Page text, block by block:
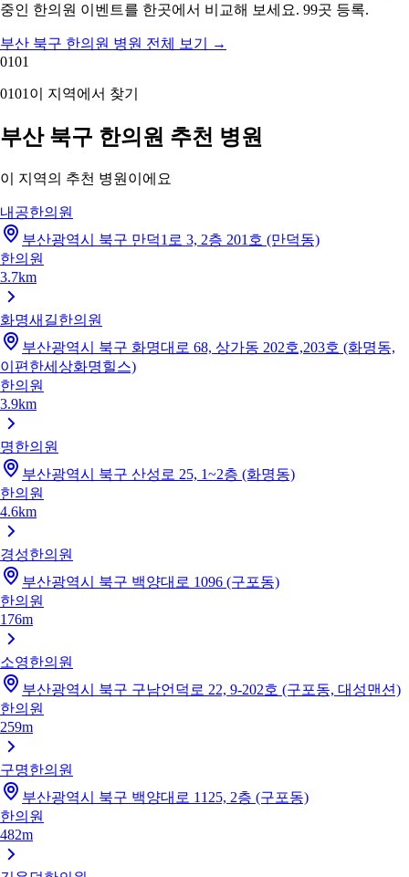
중인 한의원 이벤트를 한곳에서 비교해 보세요. 99곳 등록.
부산 북구 한의원 병원 전체 보기
→
0101
0101 이 지역에서 찾기
부산 북구 한의원 추천 병원
이 지역의 추천 병원이에요
내공한의원
부산광역시 북구 만덕1로 3, 2층 201호 (만덕동)
한의원
3.7km
화명새길한의원
부산광역시 북구 화명대로 68, 상가동 202호,203호 (화명동,
이편한세상화명힐스)
한의원
3.9km
명한의원
부산광역시 북구 산성로 25, 1~2층 (화명동)
한의원
4.6km
경성한의원
부산광역시 북구 백양대로 1096 (구포동)
한의원
176m
소영한의원
부산광역시 북구 구남언덕로 22, 9-202호 (구포동, 대성맨션)
한의원
259m
구명한의원
부산광역시 북구 백양대로 1125, 2층 (구포동)
한의원
482m